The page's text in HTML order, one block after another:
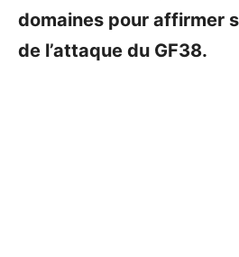
domaines pour affirmer
de l’attaque du GF38.